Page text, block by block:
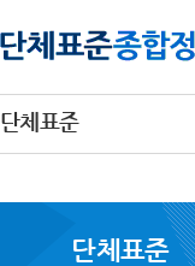
단체표준
단체표준